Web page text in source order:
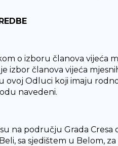
o izboru članova vijeća
izbor članova vijeća
ovoj Odluci koji imaju
navedeni.
na području Grada Cresa
sa sjedištem u Belom,